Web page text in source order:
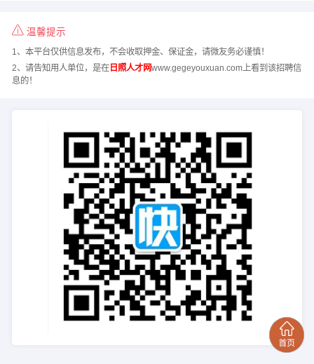
温馨提示
1、本平台仅供信息发布，不会收取押金、保证金，请微友务必谨慎！
2、请告知用人单位，是在日照人才网www.gegeyouxuan.com上看到该招聘信
息的！